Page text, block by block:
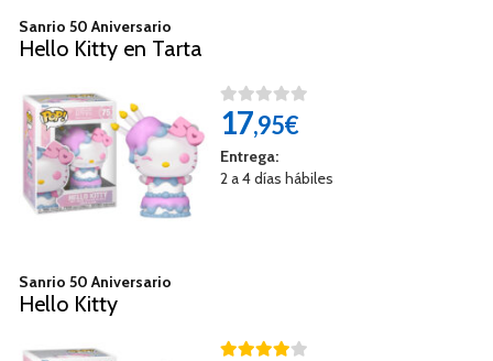
Sanrio 50 Aniversario
Hello Kitty en Tarta
17,95€
Entrega:
2 a 4 días hábiles
Sanrio 50 Aniversario
Hello Kitty